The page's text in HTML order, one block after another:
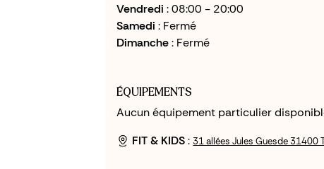
Vendredi : 08:00 - 20:00
Samedi : Fermé
Dimanche: Fermé
ÉQUIPEMENTS
Aucun équipement particulier
FIT & KIDS: 31 allées Jules Guesde 31400